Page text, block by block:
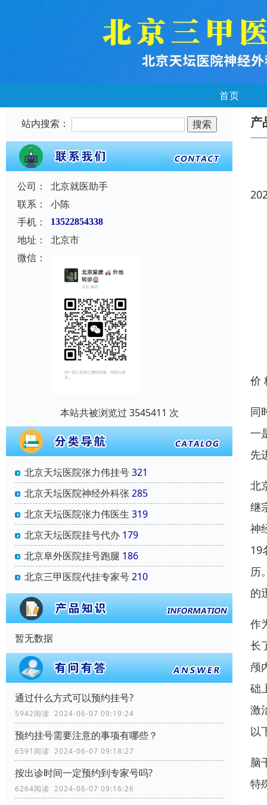
首页
站内搜索：
公司：
北京就医助手
联系：
小陈
手机：
13522854338
地址：
北京市
微信：
本站共被浏览过 3545411 次
北京天坛医院张力伟挂号321
北京天坛医院神经外科张 285
北京天坛医院张力伟医生 319
北京天坛医院挂号代办 179
北京阜外医院挂号跑腿 186
北京三甲医院代挂专家号210
暂无数据
通过什么方式可以预约挂号?
5942阅读 2024-06-07 09:19:24
预约挂号需要注意的事项有哪些？
6591阅读 2024-06-07 09:18:27
按出诊时间一定预约到专家号吗?
6264阅读 2024-06-07 09:16:26
产
价
同
一
先
北
继
神
19
历
的
作
长
颅
础
激
以
脑
特